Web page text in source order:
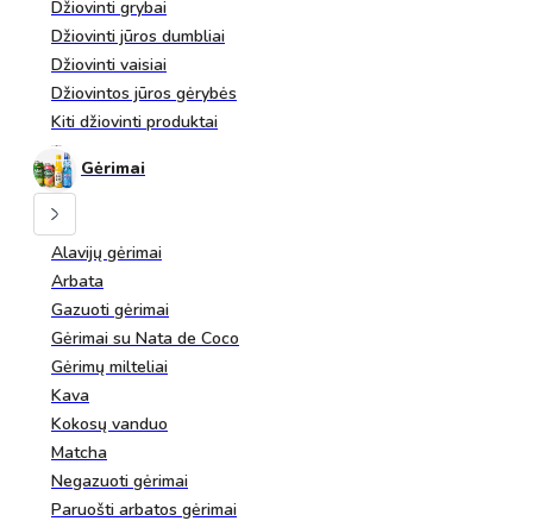
Džiovinti grybai
Džiovinti jūros dumbliai
Džiovinti vaisiai
Džiovintos jūros gėrybės
Kiti džiovinti produktai
Gėrimai
Alavijų gėrimai
Arbata
Gazuoti gėrimai
Gėrimai su Nata de Coco
Gėrimų milteliai
Kava
Kokosų vanduo
Matcha
Negazuoti gėrimai
Paruošti arbatos gėrimai